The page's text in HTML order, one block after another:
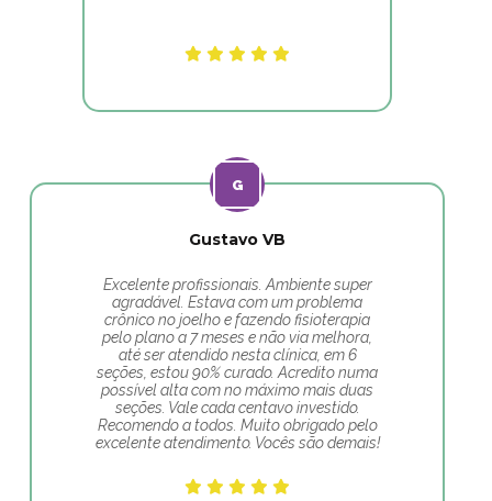
Gustavo VB
Excelente profissionais. Ambiente super
agradável. Estava com um problema
crônico no joelho e fazendo fisioterapia
pelo plano a 7 meses e não via melhora,
até ser atendido nesta clínica, em 6
seções, estou 90% curado. Acredito numa
possível alta com no máximo mais duas
seções. Vale cada centavo investido.
Recomendo a todos. Muito obrigado pelo
excelente atendimento. Vocês são demais!